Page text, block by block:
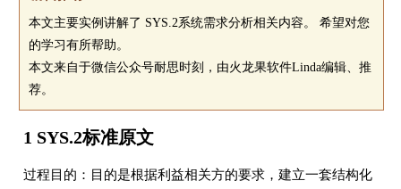
本文主要实例讲解了 SYS.2系统需求分析相关内容。 希望对您
的学习有所帮助。
本文来自于微信公众号耐思时刻，由火龙果软件Linda编辑、推
荐。
1 SYS.2标准原文
过程目的：目的是根据利益相关方的要求，建立一套结构化